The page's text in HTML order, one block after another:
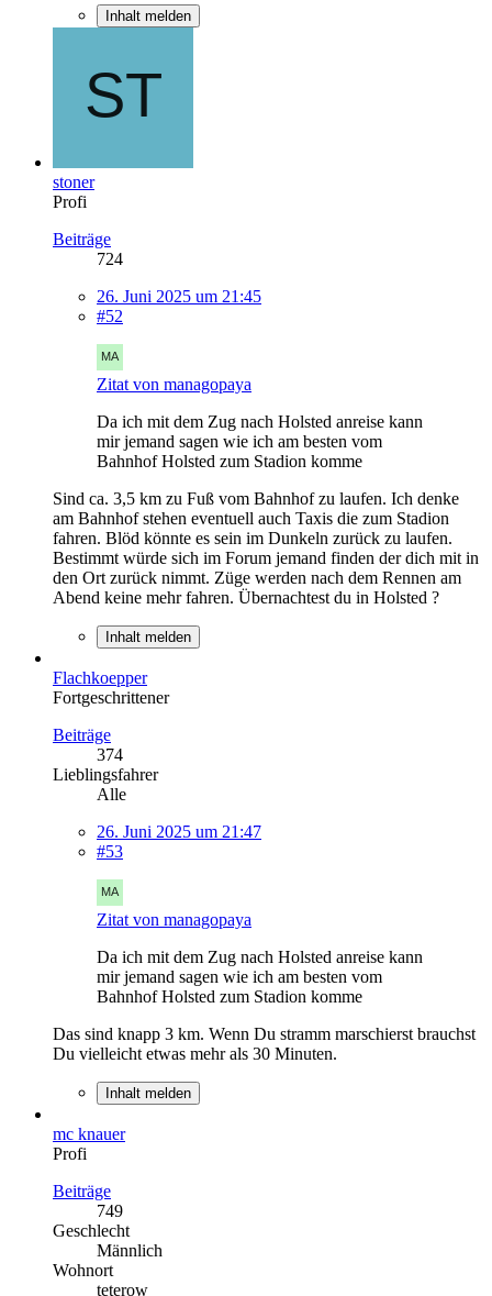
Inhalt melden
stoner
Profi
Beiträge
724
26. Juni 2025 um 21:45
#52
Zitat von managopaya
Da ich mit dem Zug nach Holsted anreise kann
mir jemand sagen wie ich am besten vom
Bahnhof Holsted zum Stadion komme
Sind ca. 3,5 km zu Fuß vom Bahnhof zu laufen. Ich denke
am Bahnhof stehen eventuell auch Taxis die zum Stadion
fahren. Blöd könnte es sein im Dunkeln zurück zu laufen.
Bestimmt würde sich im Forum jemand finden der dich mit in
den Ort zurück nimmt. Züge werden nach dem Rennen am
Abend keine mehr fahren. Übernachtest du in Holsted ?
Inhalt melden
Flachkoepper
Fortgeschrittener
Beiträge
374
Lieblingsfahrer
Alle
26. Juni 2025 um 21:47
#53
Zitat von managopaya
Da ich mit dem Zug nach Holsted anreise kann
mir jemand sagen wie ich am besten vom
Bahnhof Holsted zum Stadion komme
Das sind knapp 3 km. Wenn Du stramm marschierst brauchst
Du vielleicht etwas mehr als 30 Minuten.
Inhalt melden
mc knauer
Profi
Beiträge
749
Geschlecht
Männlich
Wohnort
teterow